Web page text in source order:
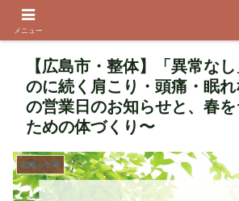
【広島市・整体】「異常な
のに続く肩こり・頭痛・眠れ
の営業日のお知らせと、春
ための体づくり〜
お知らせ等
メニュー